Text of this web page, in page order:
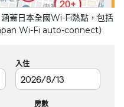
蓋日本全國Wi-Fi熱點，包括
Wi-Fi auto-connect）